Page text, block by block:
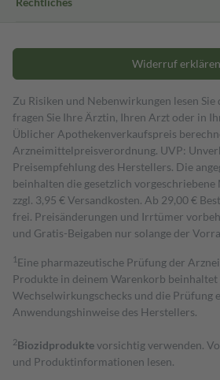
Widerruf erklären
Zu Risiken und Nebenwirkungen lesen Sie
fragen Sie Ihre Ärztin, Ihren Arzt oder in
Üblicher Apothekenverkaufspreis
Arzneimittelpreisverordnung. UVP:
Preisempfehlung des Herstellers. Die
beinhalten die gesetzlich vorgeschriebene
zzgl. 3,95 € Versandkosten. Ab 29,00 €
frei. Preisänderungen und Irrtümer
und Gratis-Beigaben nur solange der
1 Eine pharmazeutische Prüfung der
Produkte in deinem Warenkorb
Wechselwirkungschecks und die Prüfung
Anwendungshinweise des Herstellers.
2Biozidproduktevorsichtig verwenden.
und Produktinformationen lesen.